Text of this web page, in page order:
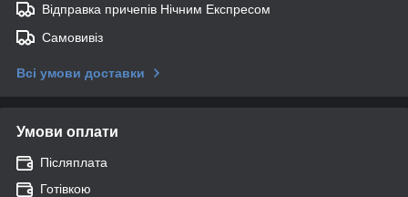
Відправка причепів Нічним Експресом
Самовивіз
Всі умови доставки
Умови оплати
Післяплата
Готівкою